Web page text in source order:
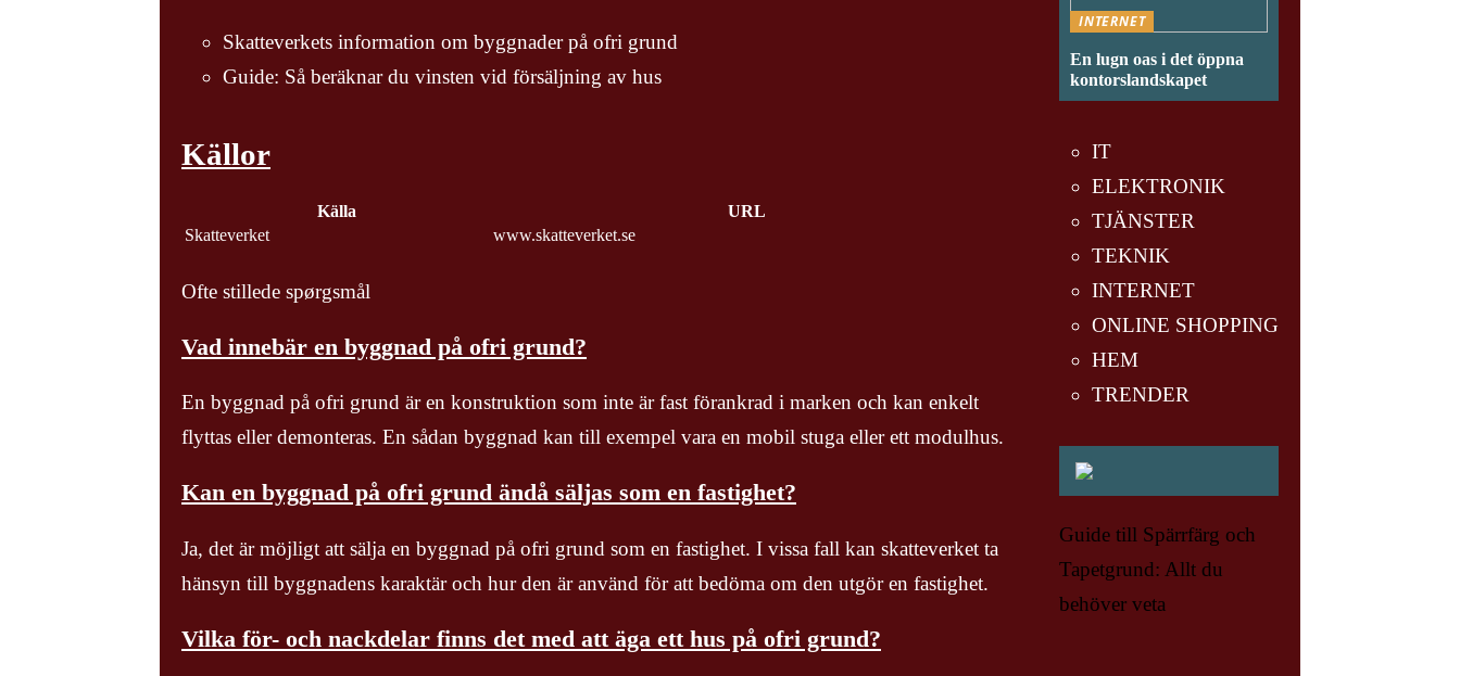
Skatteverkets information om byggnader på ofri grund
Guide: Så beräknar du vinsten vid försäljning av hus
Källor
Källa
URL
Skatteverket
www.skatteverket.se
Ofte stillede spørgsmål
Vad innebär en byggnad på ofri grund?
En byggnad på ofri grund är en konstruktion som inte är fast förankrad i marken och kan enkelt
flyttas eller demonteras. En sådan byggnad kan till exempel vara en mobil stuga eller ett modulhus.
Kan en byggnad på ofri grund ändå säljas som en fastighet?
Ja, det är möjligt att sälja en byggnad på ofri grund som en fastighet. I vissa fall kan skatteverket ta
hänsyn till byggnadens karaktär och hur den är använd för att bedöma om den utgör en fastighet.
Vilka för- och nackdelar finns det med att äga ett hus på ofri grund?
INTERNET
En lugn oas i det öppna
kontorslandskapet
IT
ELEKTRONIK
TJÄNSTER
TEKNIK
INTERNET
ONLINE SHOPPING
HEM
TRENDER
Guide till Spärrfärg och
Tapetgrund: Allt du
behöver veta